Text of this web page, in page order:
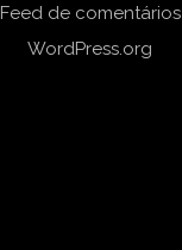
Feed de comentários
WordPress.org